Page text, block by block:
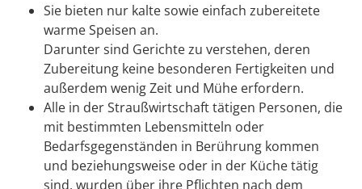
Sie bieten nur kalte sowie einfach zubereitete
warme Speisen an.
Darunter sind Gerichte zu verstehen, deren
Zubereitung keine besonderen Fertigkeiten und
außerdem wenig Zeit und Mühe erfordern.
Alle in der Straußwirtschaft tätigen Personen, die
mit bestimmten Lebensmitteln oder
Bedarfsgegenständen in Berührung kommen
und beziehungsweise oder in der Küche tätig
sind, wurden über ihre Pflichten nach dem